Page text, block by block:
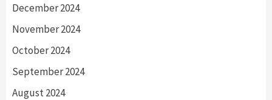
December 2024
November 2024
October 2024
September 2024
August 2024